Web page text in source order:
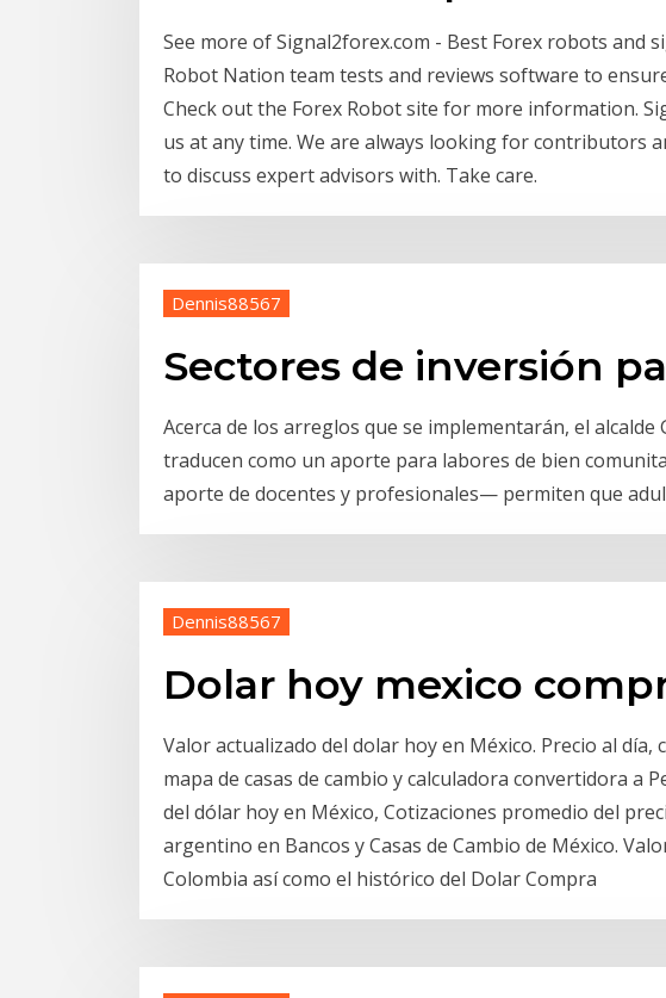
See more of Signal2forex.com - Best Forex robots and
Robot Nation team tests and reviews software to
Check out the Forex Robot site for more information.
us at any time. We are always looking for contributors
to discuss expert advisors with. Take care.
Dennis88567
Sectores de inversión
Acerca de los arreglos que se implementarán, el alcalde
traducen como un aporte para labores de bien
aporte de docentes y profesionales— permiten que
Dennis88567
Dolar hoy mexico
Valor actualizado del dolar hoy en México. Precio al día,
mapa de casas de cambio y calculadora convertidora a
del dólar hoy en México, Cotizaciones promedio del
argentino en Bancos y Casas de Cambio de México.
Colombia así como el histórico del Dolar Compra